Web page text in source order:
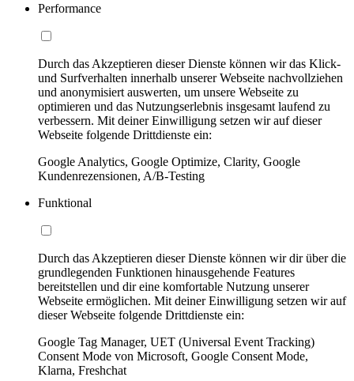
Performance
Durch das Akzeptieren dieser Dienste können wir das Klick-
und Surfverhalten innerhalb unserer Webseite nachvollziehen
und anonymisiert auswerten, um unsere Webseite zu
optimieren und das Nutzungserlebnis insgesamt laufend zu
verbessern. Mit deiner Einwilligung setzen wir auf dieser
Webseite folgende Drittdienste ein:
Google Analytics, Google Optimize, Clarity, Google
Kundenrezensionen, A/B-Testing
Funktional
Durch das Akzeptieren dieser Dienste können wir dir über die
grundlegenden Funktionen hinausgehende Features
bereitstellen und dir eine komfortable Nutzung unserer
Webseite ermöglichen. Mit deiner Einwilligung setzen wir auf
dieser Webseite folgende Drittdienste ein:
Google Tag Manager, UET (Universal Event Tracking)
Consent Mode von Microsoft, Google Consent Mode,
Klarna, Freshchat